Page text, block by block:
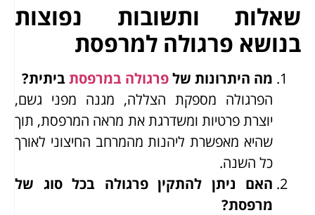
שאלות ותשובות נפוצות
בנושא פרגולה למרפסת
מה היתרונות שלפרגולה במרפסת ביתית?
הפרגולה מספקת הצללה, מגנה מפני גשם,
יוצרת פרטיות ומשדרגת את מראה המרפסת, תוך
שהיא מאפשרת ליהנות מהמרחב החיצוני לאורך
כל השנה.
האם ניתן להתקין פרגולה בכל סוג של
מרפסת?